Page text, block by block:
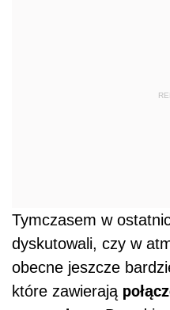
Tymczasem w
dyskutowali, czy w
obecne jeszcze
które zawierają